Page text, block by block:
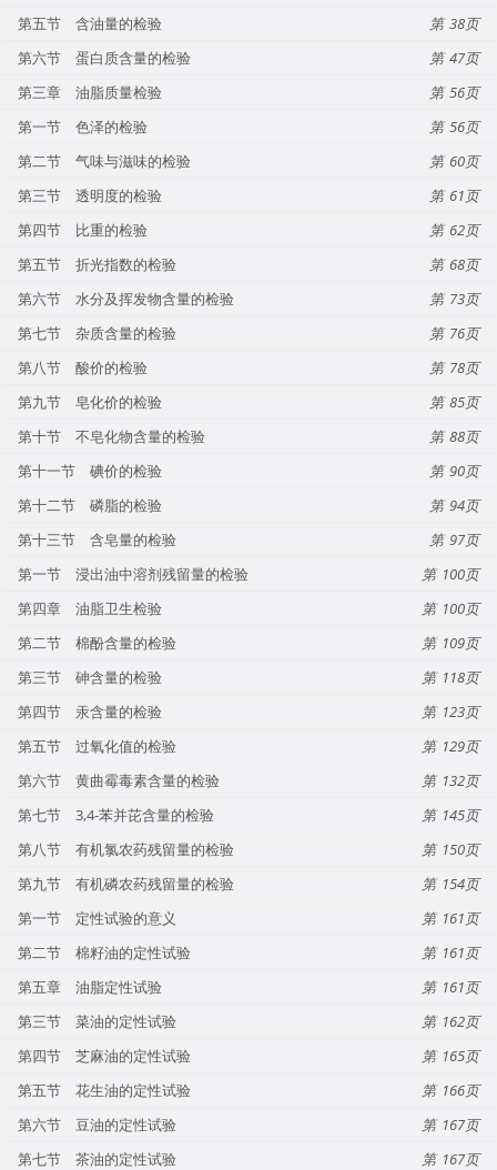
第五节 含油量的检验
38
第六节 蛋白质含量的检验
47
第三章 油脂质量检验
56
第一节 色泽的检验
56
第二节 气味与滋味的检验
60
第三节 透明度的检验
61
第四节 比重的检验
62
第五节 折光指数的检验
68
第六节 水分及挥发物含量的检验
73
第七节 杂质含量的检验
76
第八节 酸价的检验
78
第九节 皂化价的检验
85
第十节 不皂化物含量的检验
88
第十一节 碘价的检验
90
第十二节 磷脂的检验
94
第十三节 含皂量的检验
97
第一节 浸出油中溶剂残留量的检验
100
第四章 油脂卫生检验
100
第二节 棉酚含量的检验
109
第三节 砷含量的检验
118
第四节 汞含量的检验
123
第五节 过氧化值的检验
129
第六节 黄曲霉毒素含量的检验
132
第七节 3,4-苯并芘含量的检验
145
第八节 有机氯农药残留量的检验
150
第九节 有机磷农药残留量的检验
154
第一节 定性试验的意义
161
第二节 棉籽油的定性试验
161
第五章 油脂定性试验
161
第三节 菜油的定性试验
162
第四节 芝麻油的定性试验
165
第五节 花生油的定性试验
166
第六节 豆油的定性试验
167
第七节 茶油的定性试验
167